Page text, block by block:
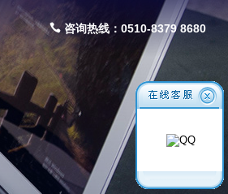
咨询热线：0510-8379 8680